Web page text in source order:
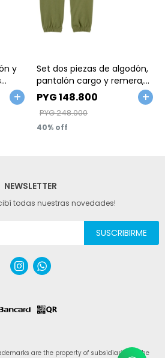
y
Set dos piezas de algodón,
pantalón cargo y remera,
diseño floral
PYG148.800
PYG248.000
40
NEWSLETTER
todas nuestras novedades!
SUSCRIBIRME
 
are the property of subsidiaries of The